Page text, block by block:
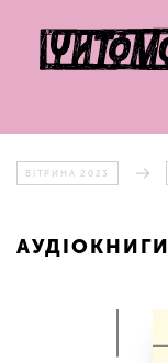
ВІТРИНА 2023
АУДІОКНИГИ